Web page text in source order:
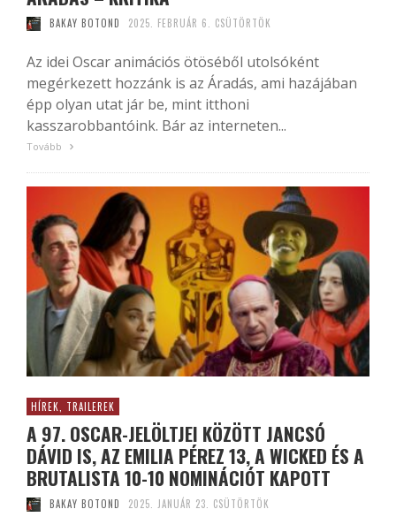
BAKAY BOTOND 2025. FEBRUÁR 6. CSÜTÖRTÖK
Az idei Oscar animációs ötöséből utolsóként
megérkezett hozzánk is az Áradás, ami hazájában
épp olyan utat jár be, mint itthoni
kasszarobbantóink. Bár az interneten...
Tovább
HÍREK, TRAILEREK
A 97. OSCAR-JELÖLTJEI KÖZÖTT JANCSÓ
DÁVID IS, AZ EMILIA PÉREZ 13, A WICKED ÉS A
BRUTALISTA 10-10 NOMINÁCIÓT KAPOTT
BAKAY BOTOND 2025. JANUÁR 23. CSÜTÖRTÖK